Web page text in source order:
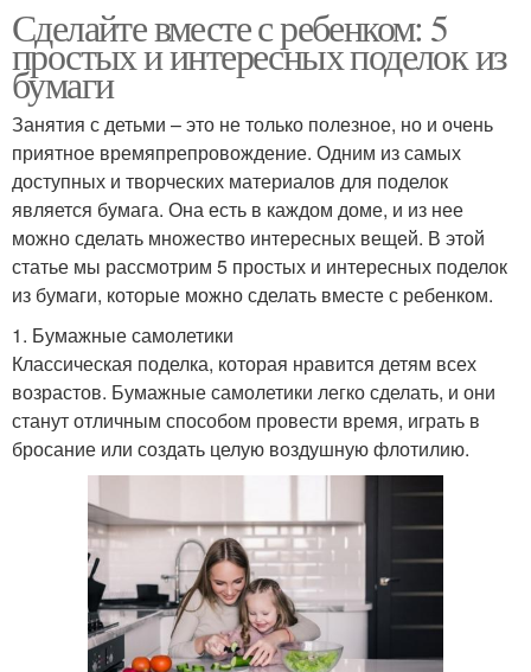
Сделайте вместе с ребенком: 5
простых и интересных поделок из
бумаги
Занятия с детьми – это не только полезное, но и очень
приятное времяпрепровождение. Одним из самых
доступных и творческих материалов для поделок
является бумага. Она есть в каждом доме, и из нее
можно сделать множество интересных вещей. В этой
статье мы рассмотрим 5 простых и интересных поделок
из бумаги, которые можно сделать вместе с ребенком.
1. Бумажные самолетики
Классическая поделка, которая нравится детям всех
возрастов. Бумажные самолетики легко сделать, и они
станут отличным способом провести время, играть в
бросание или создать целую воздушную флотилию.